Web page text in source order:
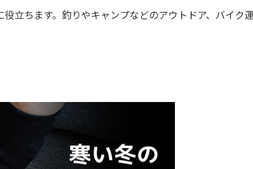
立ちます。釣りやキャンプなどのアウトドア、バイク